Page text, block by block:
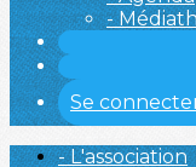
-
Se
- L'association